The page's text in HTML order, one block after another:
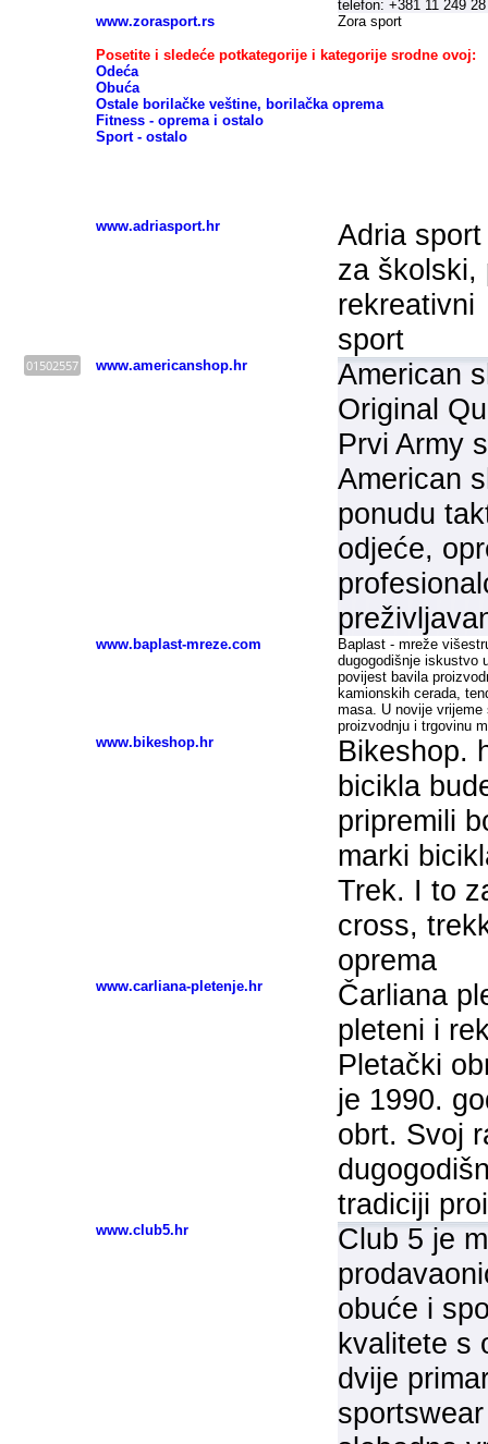
telefon: +381 11 249
www.zorasport.rs
Zora sport
Posetite i sledeće potkategorije i kategorije srodne ovoj:
Odeća
Obuća
Ostale borilačke veštine, borilačka oprema
Fitness - oprema i ostalo
Sport - ostalo
www.adriasport.hr
Adria
za školski,
rekreativni
sport
01502557 www.americanshop.hr
American
Original
Prvi Army
American
ponudu
odjeće,
www.baplast-mreze.com
Baplast - mreže
dugogodišnje iskustvo
povijest bavila
kamionskih cerada,
masa. U novije
proizvodnju i trgovinu
www.bikeshop.hr
Bikeshop.
bicikla
pripremili
marki
Trek. I to
cross,
oprema
www.carliana-pletenje.hr
Čarliana
pleteni i
Pletački
je 1990.
obrt. Svoj
tradiciji
www.club5.hr
Club 5 je
obuće i
kvalitete s
dvije